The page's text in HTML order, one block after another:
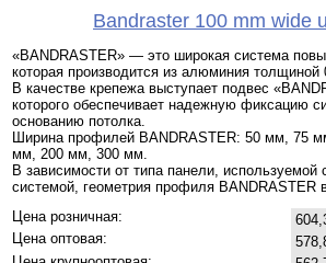
Bandraster 100 mm wide
«BANDRASTER» — это широкая система
которая производится из алюминия толщиной
В качестве крепежа выступает подвес
которого обеспечивает надежную фиксацию
основанию потолка.
Ширина профилей BANDRASTER: 50 мм, 75
мм, 200 мм, 300 мм.
В зависимости от типа панели, используемой
системой, геометрия профиля BANDRASTER
Цена розничная:
Цена оптовая: